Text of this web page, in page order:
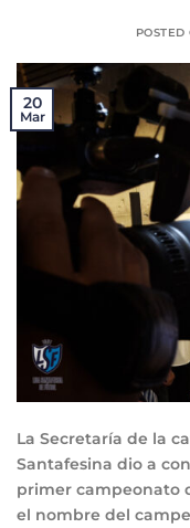
POSTED
20
Mar
La Secretaría de la
Santafesina dio a
primer campeonato
el nombre del